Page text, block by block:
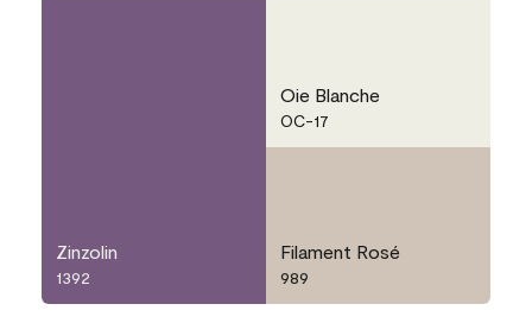
Zinzolin
1392
Oie Blanche
OC-17
Filament Rosé
989